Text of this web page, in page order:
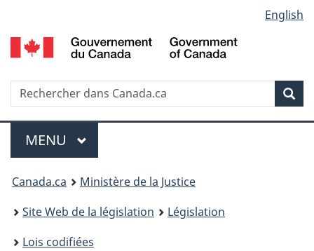
au
contenu
propos
de
la
HTML
simplifiée
selection
English
Recherche
Menu
MENU PRINCIPAL
You
are
here:
Canada.ca
Ministère de la Justice
Site Web de la législation
Législation
Lois codifiées